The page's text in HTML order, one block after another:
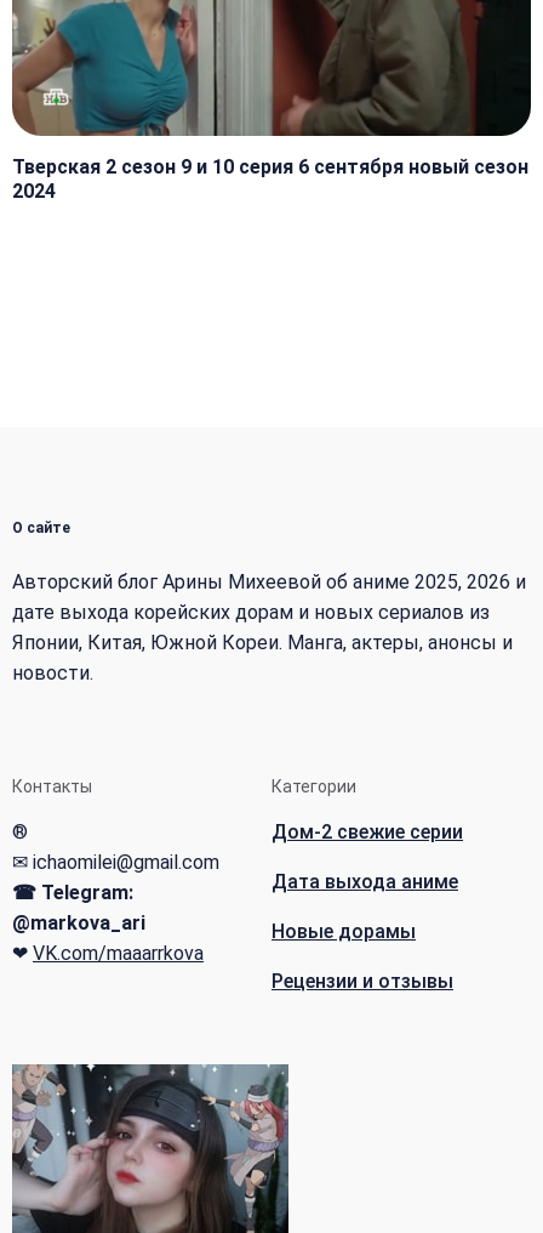
Тверская 2 сезон 9 и 10 серия 6 сентября новый сезон
2024
О сайте
Авторский блог Арины Михеевой об аниме 2025, 2026 и
дате выхода корейских дорам и новых сериалов из
Японии, Китая, Южной Кореи. Манга, актеры, анонсы и
новости.
Контакты
®
✉ ichaomilei@gmail.com
☎ Telegram:
@markova_ari
❤ VK.com/maaarrkova
Категории
Дом-2 свежие серии
Дата выхода аниме
Новые дорамы
Рецензии и отзывы